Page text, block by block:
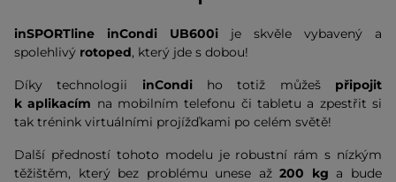
inSPORTline inCondi UB600i je skvěle vybavený a
spolehlivý rotoped, který jde s dobou!
Díky technologii inCondi ho totiž můžeš připojit
k aplikacím na mobilním telefonu či tabletu a zpestřit si
tak trénink virtuálními projížďkami po celém světě!
Další předností tohoto modelu je robustní rám s nízkým
těžištěm, který bez problému unese až200 kg a bude